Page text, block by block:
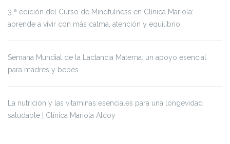
3.ª edición del Curso de Mindfulness en Clínica Mariola:
aprende a vivir con más calma, atención y equilibrio.
Semana Mundial de la Lactancia Materna: un apoyo esencial
para madres y bebés
La nutrición y las vitaminas esenciales para una longevidad
saludable | Clínica Mariola Alcoy